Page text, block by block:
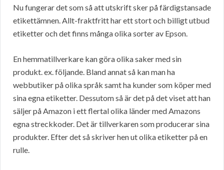
Nu fungerar det som så att utskrift sker på färdigstansade
etikettämnen. Allt-fraktfritt har ett stort och billigt utbud
etiketter och det finns många olika sorter av Epson.
En hemmatillverkare kan göra olika saker med sin
produkt. ex. följande. Bland annat så kan man ha
webbutiker på olika språk samt ha kunder som köper med
sina egna etiketter. Dessutom så är det på det viset att han
säljer på Amazon i ett flertal olika länder med Amazons
egna streckkoder. Det är tillverkaren som producerar sina
produkter. Efter det så skriver hen ut olika etiketter på en
rulle.